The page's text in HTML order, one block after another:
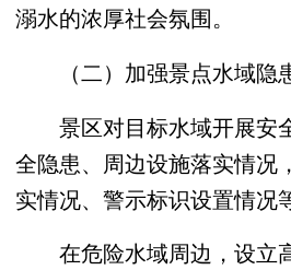
溺水的浓厚社会氛围。
（二）加强景点水域隐
景区对目标水域开展安
全隐患、周边设施落实情况
实情况、警示标识设置情况
在危险水域周边，设立